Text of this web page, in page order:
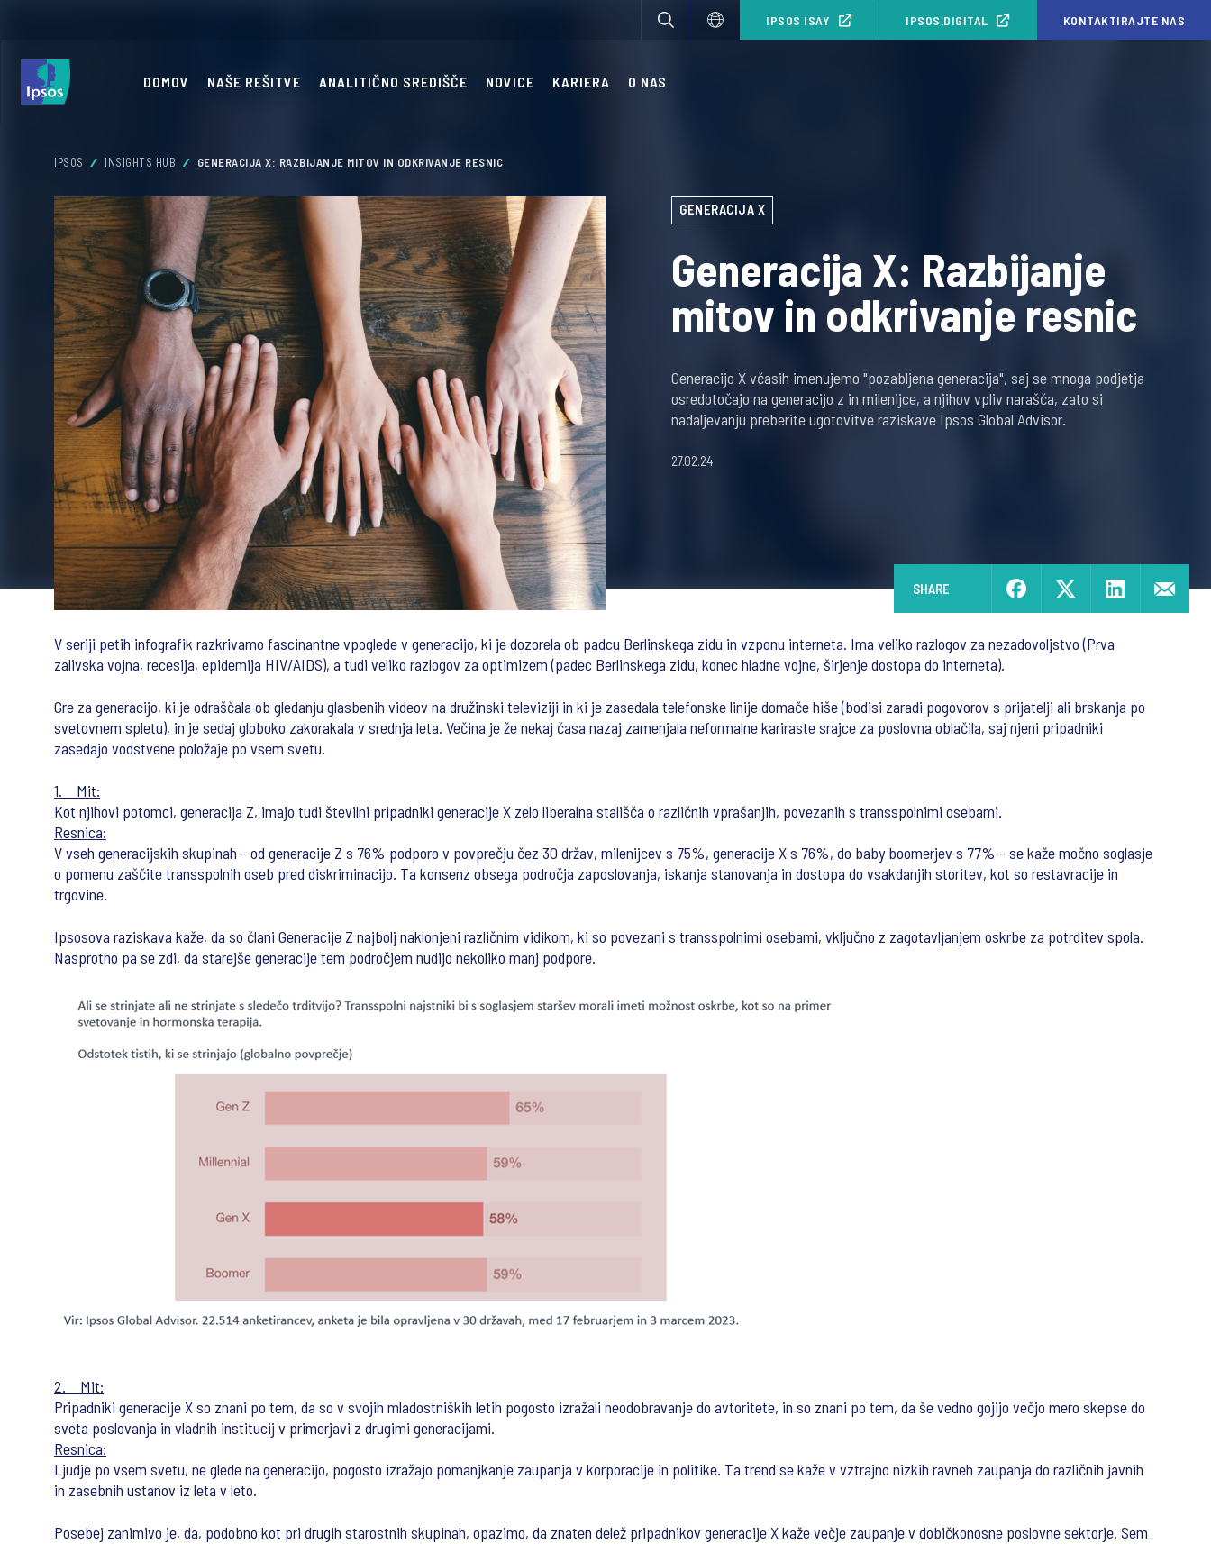
IPSOS ISAY IPSOS.DIGITAL KONTAKTIRAJTE NAS
DOMOV NAŠE REŠITVE ANALITIČNO SREDIŠČE NOVICE KARIERA O NAS
IPSOS INSIGHTS HUB GENERACIJA X: RAZBIJANJE MITOV IN ODKRIVANJE RESNIC
GENERACIJA X
Generacija X: Razbijanje
mitov in odkrivanje resnic
Generacijo X včasih imenujemo "pozabljena generacija", saj se mnoga podjetja
osredotočajo na generacijo z in milenijce, a njihov vpliv narašča, zato si
nadaljevanju preberite ugotovitve raziskave Ipsos Global Advisor.
27.02.24
SHARE
V seriji petih infografik razkrivamo fascinantne vpoglede v generacijo, ki je dozorela ob padcu Berlinskega zidu in vzponu interneta. Ima veliko razlogov za nezadovoljstvo (Prva
zalivska vojna, recesija, epidemija HIV/AIDS), a tudi veliko razlogov za optimizem (padec Berlinskega zidu, konec hladne vojne, širjenje dostopa do interneta).
Gre za generacijo, ki je odraščala ob gledanju glasbenih videov na družinski televiziji in ki je zasedala telefonske linije domače hiše (bodisi zaradi pogovorov s prijatelji ali brskanja po
svetovnem spletu), in je sedaj globoko zakorakala v srednja leta. Večina je že nekaj časa nazaj zamenjala neformalne kariraste srajce za poslovna oblačila, saj njeni pripadniki
zasedajo vodstvene položaje po vsem svetu.
1. Mit:
Kot njihovi potomci, generacija Z, imajo tudi številni pripadniki generacije X zelo liberalna stališča o različnih vprašanjih, povezanih s transspolnimi osebami.
Resnica:
V vseh generacijskih skupinah - od generacije Z s 76% podporo v povprečju čez 30 držav, milenijcev s 75%, generacije X s 76%, do baby boomerjev s 77% - se kaže močno soglasje
o pomenu zaščite transspolnih oseb pred diskriminacijo. Ta konsenz obsega področja zaposlovanja, iskanja stanovanja in dostopa do vsakdanjih storitev, kot so restavracije in
trgovine.
Ipsosova raziskava kaže, da so člani Generacije Z najbolj naklonjeni različnim vidikom, ki so povezani s transspolnimi osebami, vključno z zagotavljanjem oskrbe za potrditev spola.
Nasprotno pa se zdi, da starejše generacije tem področjem nudijo nekoliko manj podpore.
2. Mit:
Pripadniki generacije X so znani po tem, da so v svojih mladostniških letih pogosto izražali neodobravanje do avtoritete, in so znani po tem, da še vedno gojijo večjo mero skepse do
sveta poslovanja in vladnih institucij v primerjavi z drugimi generacijami.
Resnica:
Ljudje po vsem svetu, ne glede na generacijo, pogosto izražajo pomanjkanje zaupanja v korporacije in politike. Ta trend se kaže v vztrajno nizkih ravneh zaupanja do različnih javnih
in zasebnih ustanov iz leta v leto.
Posebej zanimivo je, da, podobno kot pri drugih starostnih skupinah, opazimo, da znaten delež pripadnikov generacije X kaže večje zaupanje v dobičkonosne poslovne sektorje. Sem